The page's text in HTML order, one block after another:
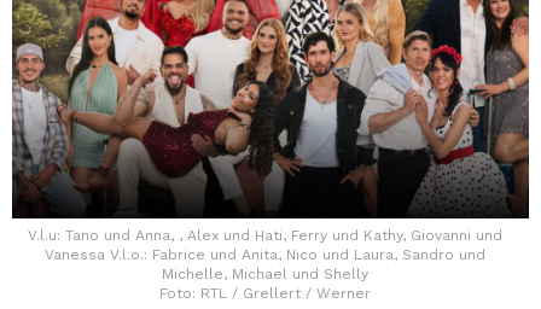
V.l.u: Tano und Anna, , Alex und Hati, Ferry und Kathy, Giovanni und
Vanessa V.l.o.: Fabrice und Anita, Nico und Laura, Sandro und
Michelle, Michael und Shelly
Foto: RTL / Grellert / Werner